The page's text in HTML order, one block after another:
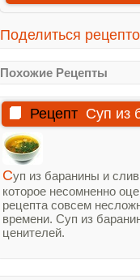
Поделиться
Похожие Рецепты
Рецепт Суп из
Суп из баранины и
которое несомненно
рецепта совсем
времени. Суп из
ценителей.